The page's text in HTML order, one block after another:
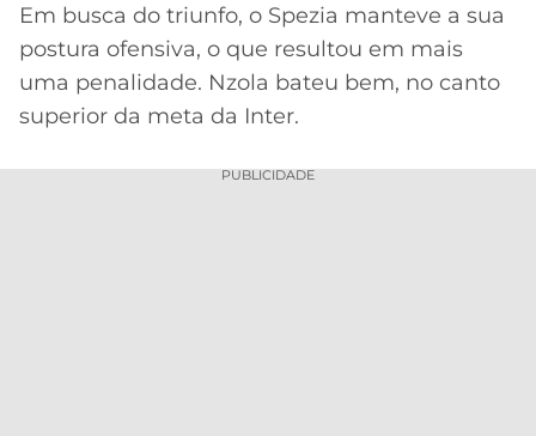
Em busca do triunfo, o Spezia manteve a sua
postura ofensiva, o que resultou em mais
uma penalidade. Nzola bateu bem, no canto
superior da meta da Inter.
PUBLICIDADE